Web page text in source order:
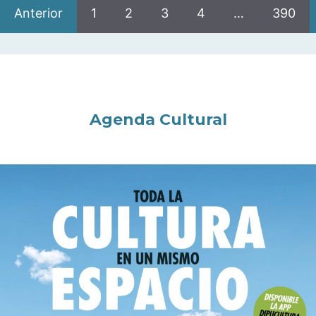
Anterior 1 2 3 4 … 390
Agenda Cultural